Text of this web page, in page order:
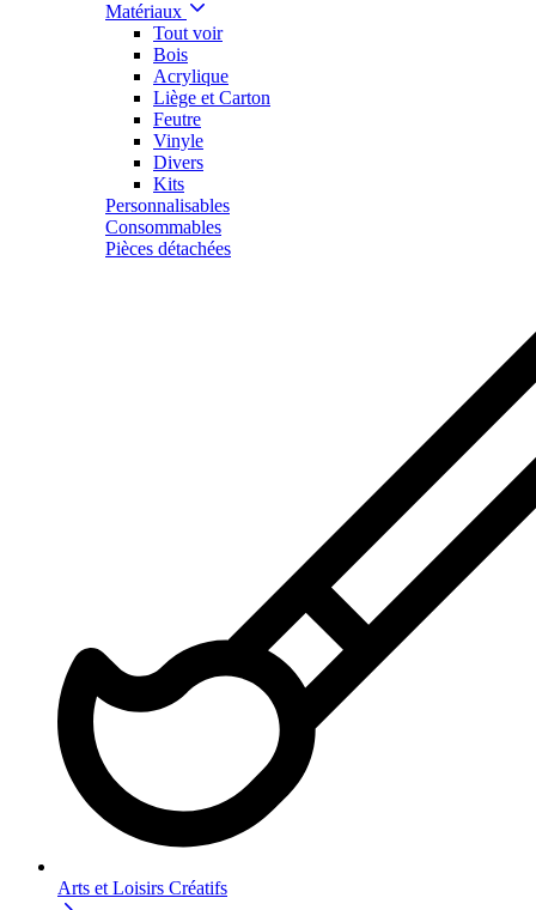
Matériaux
Tout voir
Bois
Acrylique
Liège et Carton
Feutre
Vinyle
Divers
Kits
Personnalisables
Consommables
Pièces détachées
Arts et Loisirs Créatifs